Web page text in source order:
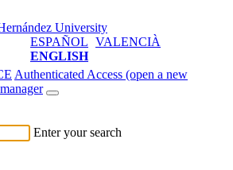
ESPAÑOL VALENCIÀ
ENGLISH
Authenticated Access (open a new
Enter your search